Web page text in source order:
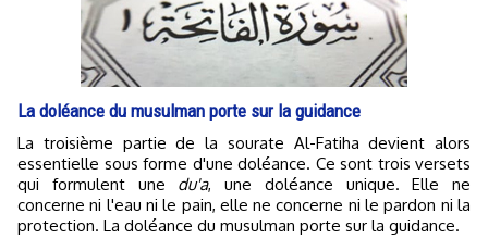
La doléance du musulman porte sur la guidance
La troisième partie de la sourate Al-Fatiha devient alors
essentielle sous forme d'une doléance. Ce sont trois versets
qui formulent une du'a, une doléance unique. Elle ne
concerne ni l'eau ni le pain, elle ne concerne ni le pardon ni la
protection. La doléance du musulman porte sur la guidance.